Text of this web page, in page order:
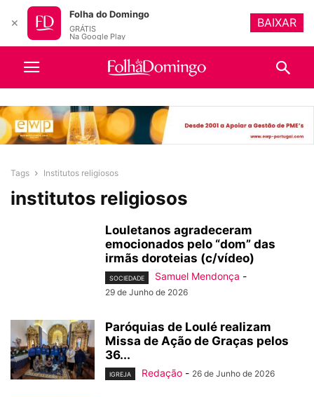
Tags Institutos religiosos
institutos religiosos
Louletanos agradeceram
emocionados pelo “dom” das
irmãs doroteias (c/vídeo)
SOCIEDADE Samuel Mendonça -
29 de Junho de 2026
Paróquias de Loulé realizam
Missa de Ação de Graças pelos
36...
IGREJA Redação - 26 de Junho de 2026
✕
Folha do Domingo
GRÁTIS
Na Google Play
BAIXAR